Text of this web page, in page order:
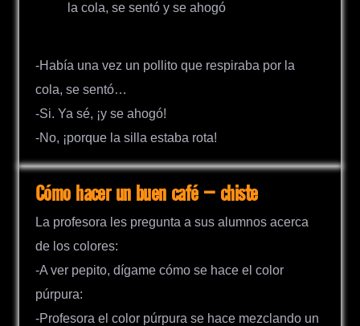
la cola, se sentó y se ahogó
-Había una vez un pollito que respiraba por la
cola, se sentó…
-Si. Ya sé, ¡y se ahogó!
-No, ¡porque la silla estaba rota!
Cómo hacer un buen café – chiste
La profesora les pregunta a sus alumnos acerca
de los colores:
-A ver pepito, dígame cómo se hace el color
púrpura:
-Profesora el color púrpura se hace mezclando un